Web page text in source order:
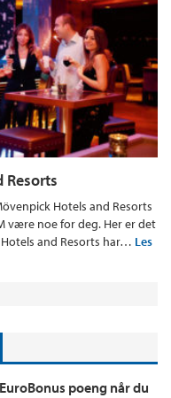
Resorts
Hotels and Resorts
være noe for deg. Her er det
and Resorts har… Les
poeng når du